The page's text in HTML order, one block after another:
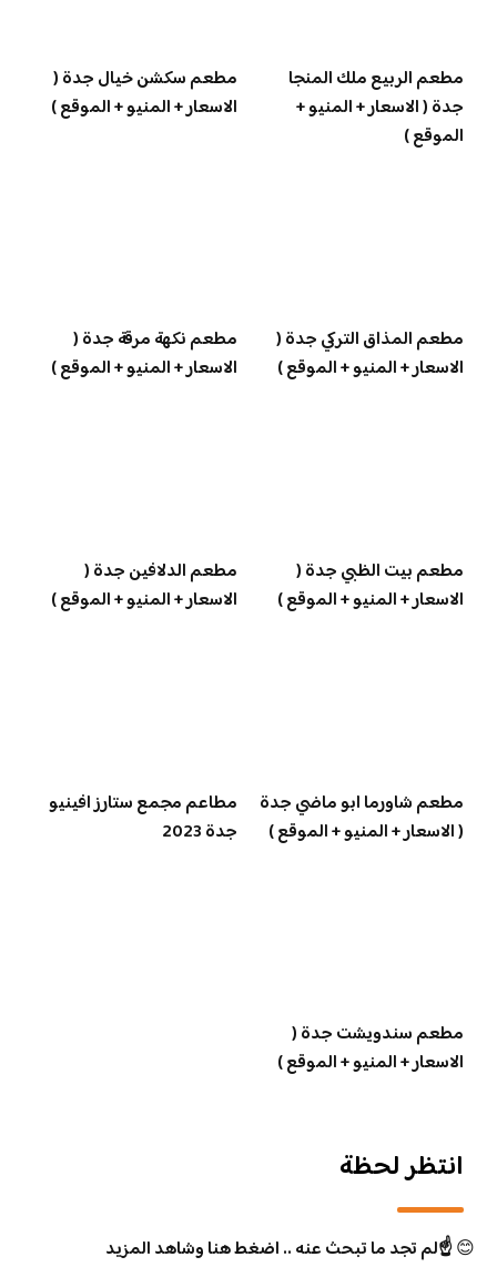
مطعم الربيع ملك المنجا
جدة ( الاسعار + المنيو +
الموقع )
مطعم سكشن خيال جدة (
الاسعار + المنيو + الموقع )
مطعم المذاق التركي جدة (
الاسعار + المنيو + الموقع )
مطعم نكهة مرقة جدة (
الاسعار + المنيو + الموقع )
مطعم بيت الظبي جدة (
الاسعار + المنيو + الموقع )
مطعم الدلافين جدة (
الاسعار + المنيو + الموقع )
مطعم شاورما ابو ماضي جدة
( الاسعار + المنيو + الموقع )
مطاعم مجمع ستارز افينيو
جدة 2023
مطعم سندويشت جدة (
الاسعار + المنيو + الموقع )
انتظر لحظة
😊☝️لم تجد ما تبحث عنه .. اضغط هنا وشاهد المزيد